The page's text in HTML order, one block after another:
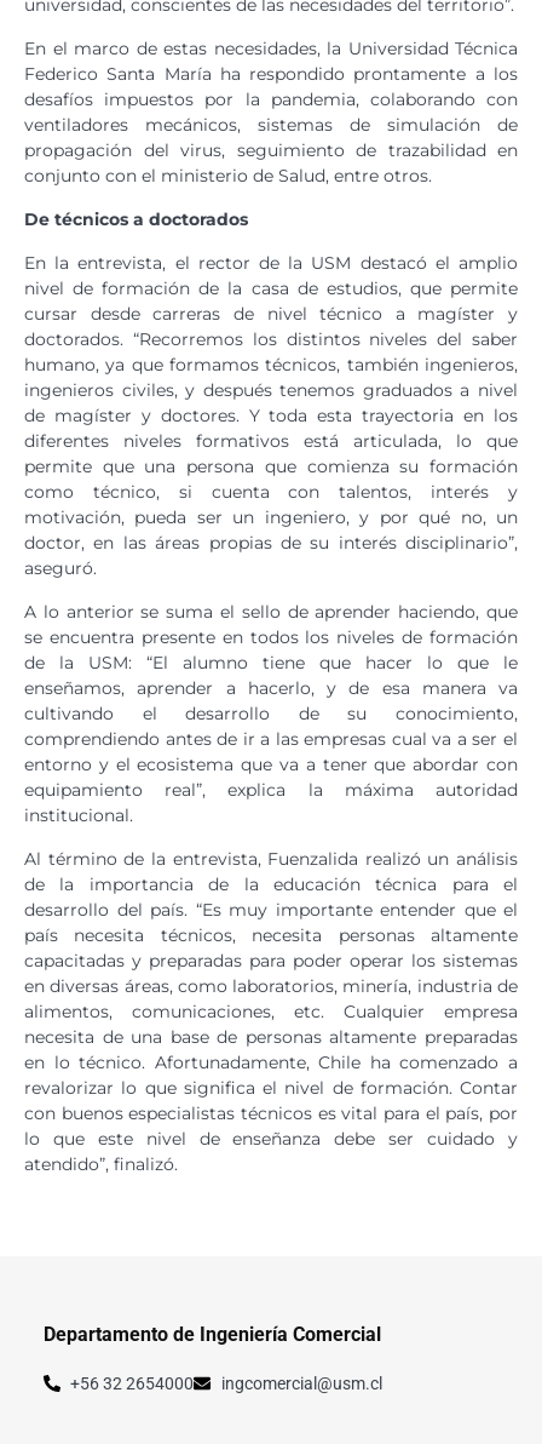
En el marco de estas necesidades, la Universidad Técnica
Federico Santa María ha respondido prontamente a los
desafíos impuestos por la pandemia, colaborando con
ventiladores mecánicos, sistemas de simulación de
propagación del virus, seguimiento de trazabilidad en
conjunto con el ministerio de Salud, entre otros.
De técnicos a doctorados
En la entrevista, el rector de la USM destacó el amplio
nivel de formación de la casa de estudios, que permite
cursar desde carreras de nivel técnico a magíster y
doctorados. “Recorremos los distintos niveles del saber
humano, ya que formamos técnicos, también ingenieros,
ingenieros civiles, y después tenemos graduados a nivel
de magíster y doctores. Y toda esta trayectoria en los
diferentes niveles formativos está articulada, lo que
permite que una persona que comienza su formación
como técnico, si cuenta con talentos, interés y
motivación, pueda ser un ingeniero, y por qué no, un
doctor, en las áreas propias de su interés disciplinario”,
aseguró.
A lo anterior se suma el sello de aprender haciendo, que
se encuentra presente en todos los niveles de formación
de la USM: “El alumno tiene que hacer lo que le
enseñamos, aprender a hacerlo, y de esa manera va
cultivando el desarrollo de su conocimiento,
comprendiendo antes de ir a las empresas cual va a ser el
entorno y el ecosistema que va a tener que abordar con
equipamiento real”, explica la máxima autoridad
institucional.
Al término de la entrevista, Fuenzalida realizó un análisis
de la importancia de la educación técnica para el
desarrollo del país. “Es muy importante entender que el
país necesita técnicos, necesita personas altamente
capacitadas y preparadas para poder operar los sistemas
en diversas áreas, como laboratorios, minería, industria de
alimentos, comunicaciones, etc. Cualquier empresa
necesita de una base de personas altamente preparadas
en lo técnico. Afortunadamente, Chile ha comenzado a
revalorizar lo que significa el nivel de formación. Contar
con buenos especialistas técnicos es vital para el país, por
lo que este nivel de enseñanza debe ser cuidado y
atendido”, finalizó.
Departamento de Ingeniería Comercial
+56 32 2654000 ingcomercial@usm.cl